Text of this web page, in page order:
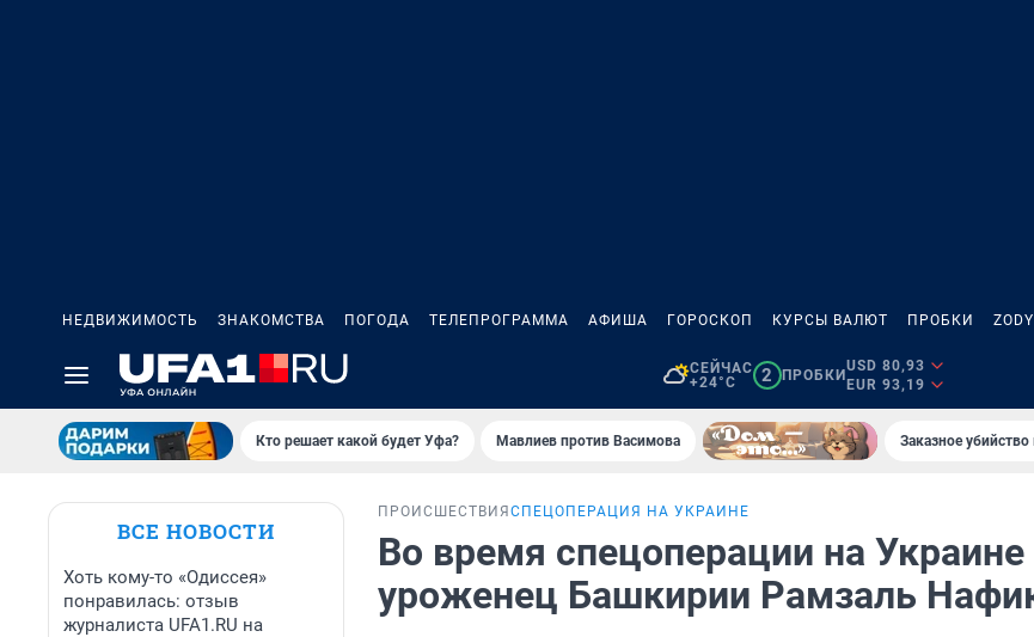
НЕДВИЖИМОСТЬ ЗНАКОМСТВА ПОГОДА ТЕЛЕПРОГРАММА АФИША ГОРОСКОП КУРСЫ ВАЛЮТ ПРОБКИ ZODY
СЕЙЧАС
+24°C
2 ПРОБКИ
USD 80,93
EUR 93,19
Кто решает какой будет Уфа? Мавлиев против Васимова Заказное
ВСЕ НОВОСТИ
Хоть кому-то «Одиссея»
понравилась: отзыв
журналиста UFA1.RU на
ПРОИСШЕСТВИЯ СПЕЦОПЕРАЦИЯ НА УКРАИНЕ
Во время спецоперации на Украине
уроженец Башкирии Рамзаль